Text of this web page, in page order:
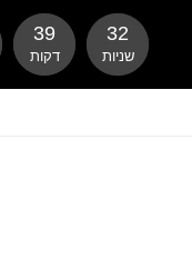
39
דקות
31
שניות